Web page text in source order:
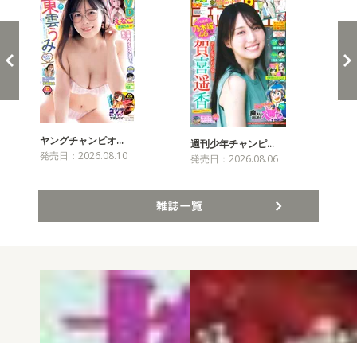
ヤングチャンピオ…
発売日：2026.08.10
週刊少年チャンピ…
発売日：2026.08.06